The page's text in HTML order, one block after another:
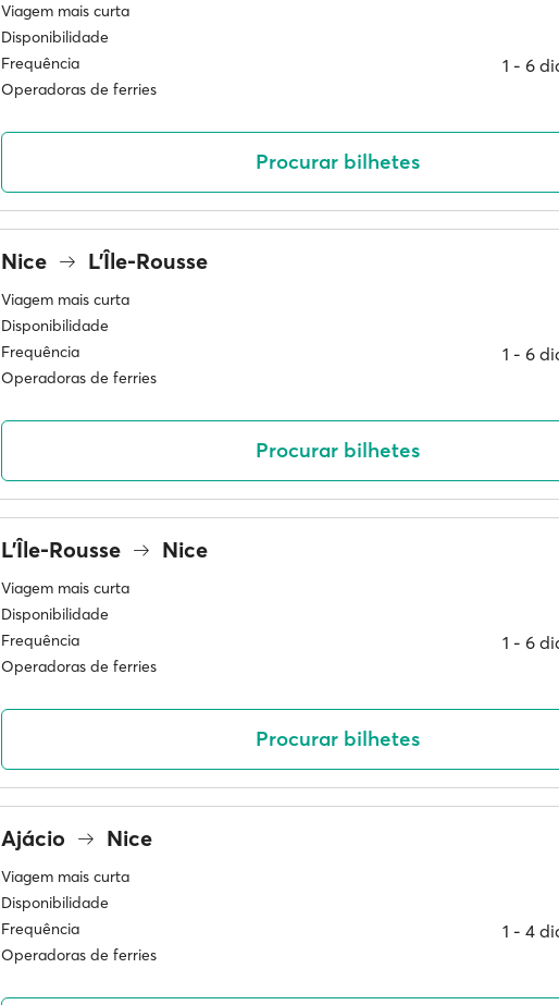
Viagem mais curta
Disponibilidade
Frequência 1 ‐ 6
Operadoras de ferries
Procurar bilhetes
Nice L'Île-Rousse
Viagem mais curta
Disponibilidade
Frequência 1 ‐ 6
Operadoras de ferries
Procurar bilhetes
L'Île-Rousse Nice
Viagem mais curta
Disponibilidade
Frequência 1 ‐ 6
Operadoras de ferries
Procurar bilhetes
Ajácio Nice
Viagem mais curta
Disponibilidade
Frequência 1 ‐ 4
Operadoras de ferries